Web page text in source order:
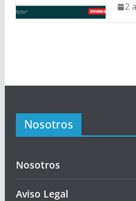
2
Nosotros
Nosotros
Aviso Legal